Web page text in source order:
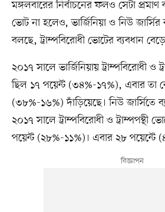
মঙ্গলবারের নির্বাচনের ফলও সেটা
ভোট না হলেও, ভার্জিনিয়া ও নিউ
বলছে, ট্রাম্পবিরোধী ভোটের ব্যবধান
২০১৭ সালে ভার্জিনিয়ায় ট্রাম্পবিরোধী ও
ছিল ১৭ পয়েন্ট (৩৪%-১৭%), এবার তা
(৩৮%-১৬%) দাঁড়িয়েছে। নিউ জার্সিতে
২০১৭ সালে ট্রাম্পবিরোধী ও ট্রাম্পপন্থী
পয়েন্ট (২৮%-১১%)। এবার ২৮ পয়েন্টে